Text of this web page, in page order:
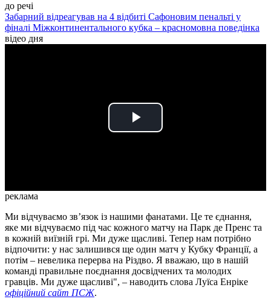
до речі
Забарний відреагував на 4 відбиті Сафоновим пенальті у
фіналі Міжконтинентального кубка – красномовна поведінка
відео дня
Play
реклама
Ми відчуваємо зв’язок із нашими фанатами. Це те єднання,
яке ми відчуваємо під час кожного матчу на Парк де Пренс та
в кожній виїзній грі. Ми дуже щасливі. Тепер нам потрібно
відпочити: у нас залишився ще один матч у Кубку Франції, а
потім – невелика перерва на Різдво. Я вважаю, що в нашій
команді правильне поєднання досвідчених та молодих
гравців. Ми дуже щасливі", – наводить слова Луїса Енріке
офіційний сайт ПСЖ.